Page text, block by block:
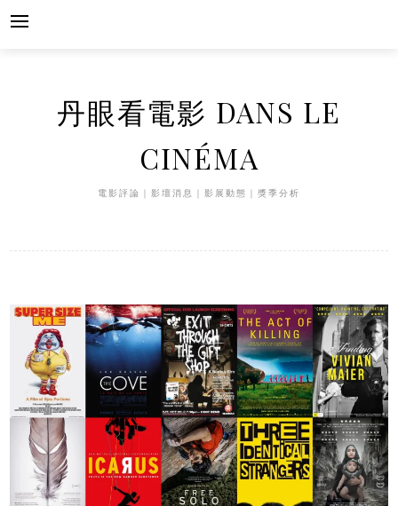
Skip
丹眼看電影 DANS LE
CINÉMA
電影評論｜影壇消息｜影展動態｜獎季分析